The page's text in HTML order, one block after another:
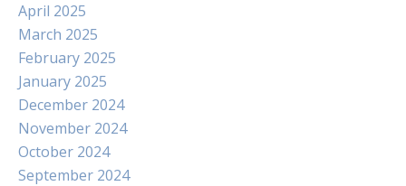
April 2025
March 2025
February 2025
January 2025
December 2024
November 2024
October 2024
September 2024